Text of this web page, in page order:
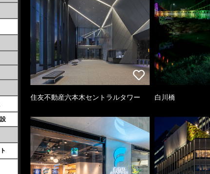
住友不動産六本木セントラルタワー 白川橋